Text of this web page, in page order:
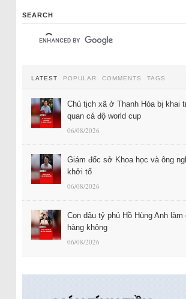
SEARCH
LATEST POPULAR COMMENTS TAGS
Chủ tịch xã ở Thanh Hóa bị khai
quan cá độ world cup
06/08/2026
Giám đốc sở Khoa học và ông
khởi tố
06/08/2026
Con dâu tỷ phú Hồ Hùng Anh làm
hàng không
06/08/2026